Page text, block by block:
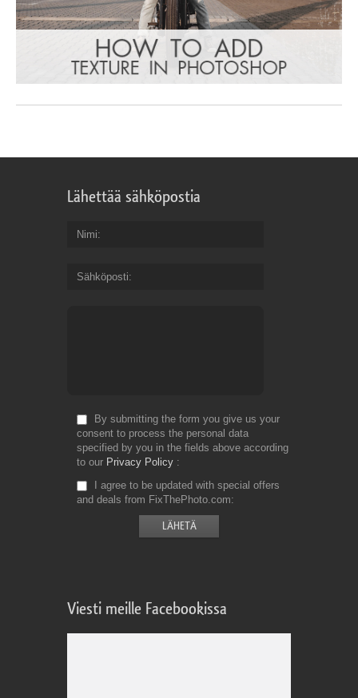
Lähettää sähköpostia
Nimi
Sähköposti
By submitting the form you give us your
consent to process the personal data
specified by you in the fields above according
to our Privacy Policy
I agree to be updated with special offers
and deals from FixThePhoto.com
Viesti meille Facebookissa